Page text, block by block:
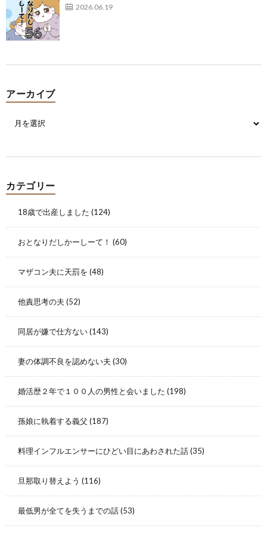
2026.06.19
アーカイブ
カテゴリー
18歳で出産しました (124)
おとなりだしかーしーて！ (60)
マザコン夫に天罰を (48)
他責思考の夫 (52)
同居が嫌で仕方ない(143)
妻の体調不良を認めない夫 (30)
婚活歴２年で１００人の男性と会いました (198)
孫娘に執着する義父 (187)
料理インフルエンサーにひどい目にあわされた話(35)
旦那取り替えよう (116)
最低男が全てを失うまでの話(53)